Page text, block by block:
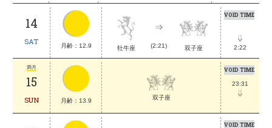
14
SAT 月齢：12.9 牡牛座 (2:21) 双子座
VOID TIME
2:22
満月
15
SUN 月齢：13.9 双子座
VOID TIME
23:31
VOID TIME